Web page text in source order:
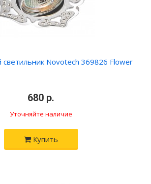
светильник Novotech 369826 Flower
680 р.
Уточняйте наличие
Купить